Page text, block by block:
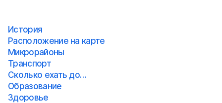
История
Расположение на карте
Микрорайоны
Транспорт
Сколько ехать до…
Образование
Здоровье